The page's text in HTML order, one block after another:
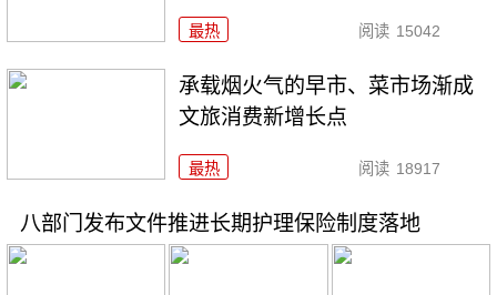
最热 阅读 15042
承载烟火气的早市、菜市场渐成
文旅消费新增长点
最热 阅读 18917
八部门发布文件推进长期护理保险制度落地